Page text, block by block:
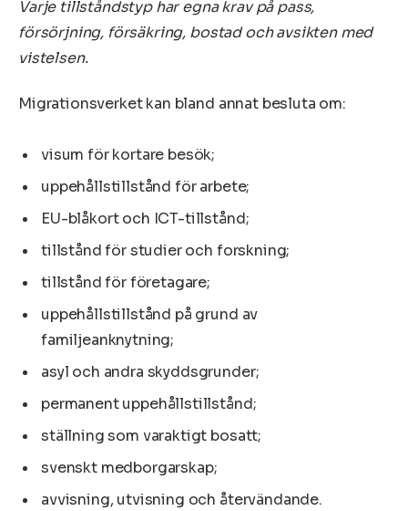
Varje tillståndstyp har egna krav på pass,
försörjning, försäkring, bostad och avsikten med
vistelsen.
Migrationsverket kan bland annat besluta om:
visum för kortare besök;
uppehållstillstånd för arbete;
EU-blåkort och ICT-tillstånd;
tillstånd för studier och forskning;
tillstånd för företagare;
uppehållstillstånd på grund av
familjeanknytning;
asyl och andra skyddsgrunder;
permanent uppehållstillstånd;
ställning som varaktigt bosatt;
svenskt medborgarskap;
avvisning, utvisning och återvändande.